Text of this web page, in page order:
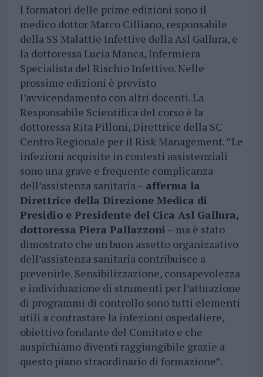
I formatori delle prime edizioni sono il
medico dottor Marco Cilliano, responsabile
della SS Malattie Infettive della Asl Gallura, e
la dottoressa Lucia Manca, Infermiera
Specialista del Rischio Infettivo. Nelle
prossime edizioni è previsto
l’avvicendamento con altri docenti. La
Responsabile Scientifica del corso è la
dottoressa Rita Pilloni, Direttrice della SC
Centro Regionale per il Risk Management. ”Le
infezioni acquisite in contesti assistenziali
sono una grave e frequente complicanza
dell’assistenza sanitaria – afferma la
Direttrice della Direzione Medica di
Presidio e Presidente del Cica Asl Gallura,
dottoressa Piera Pallazzoni – ma è stato
dimostrato che un buon assetto organizzativo
dell’assistenza sanitaria contribuisce a
prevenirle. Sensibilizzazione, consapevolezza
e individuazione di strumenti per l’attuazione
di programmi di controllo sono tutti elementi
utili a contrastare la infezioni ospedaliere,
obiettivo fondante del Comitato e che
auspichiamo diventi raggiungibile grazie a
questo piano straordinario di formazione”.